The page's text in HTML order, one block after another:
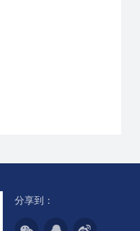
分享到：